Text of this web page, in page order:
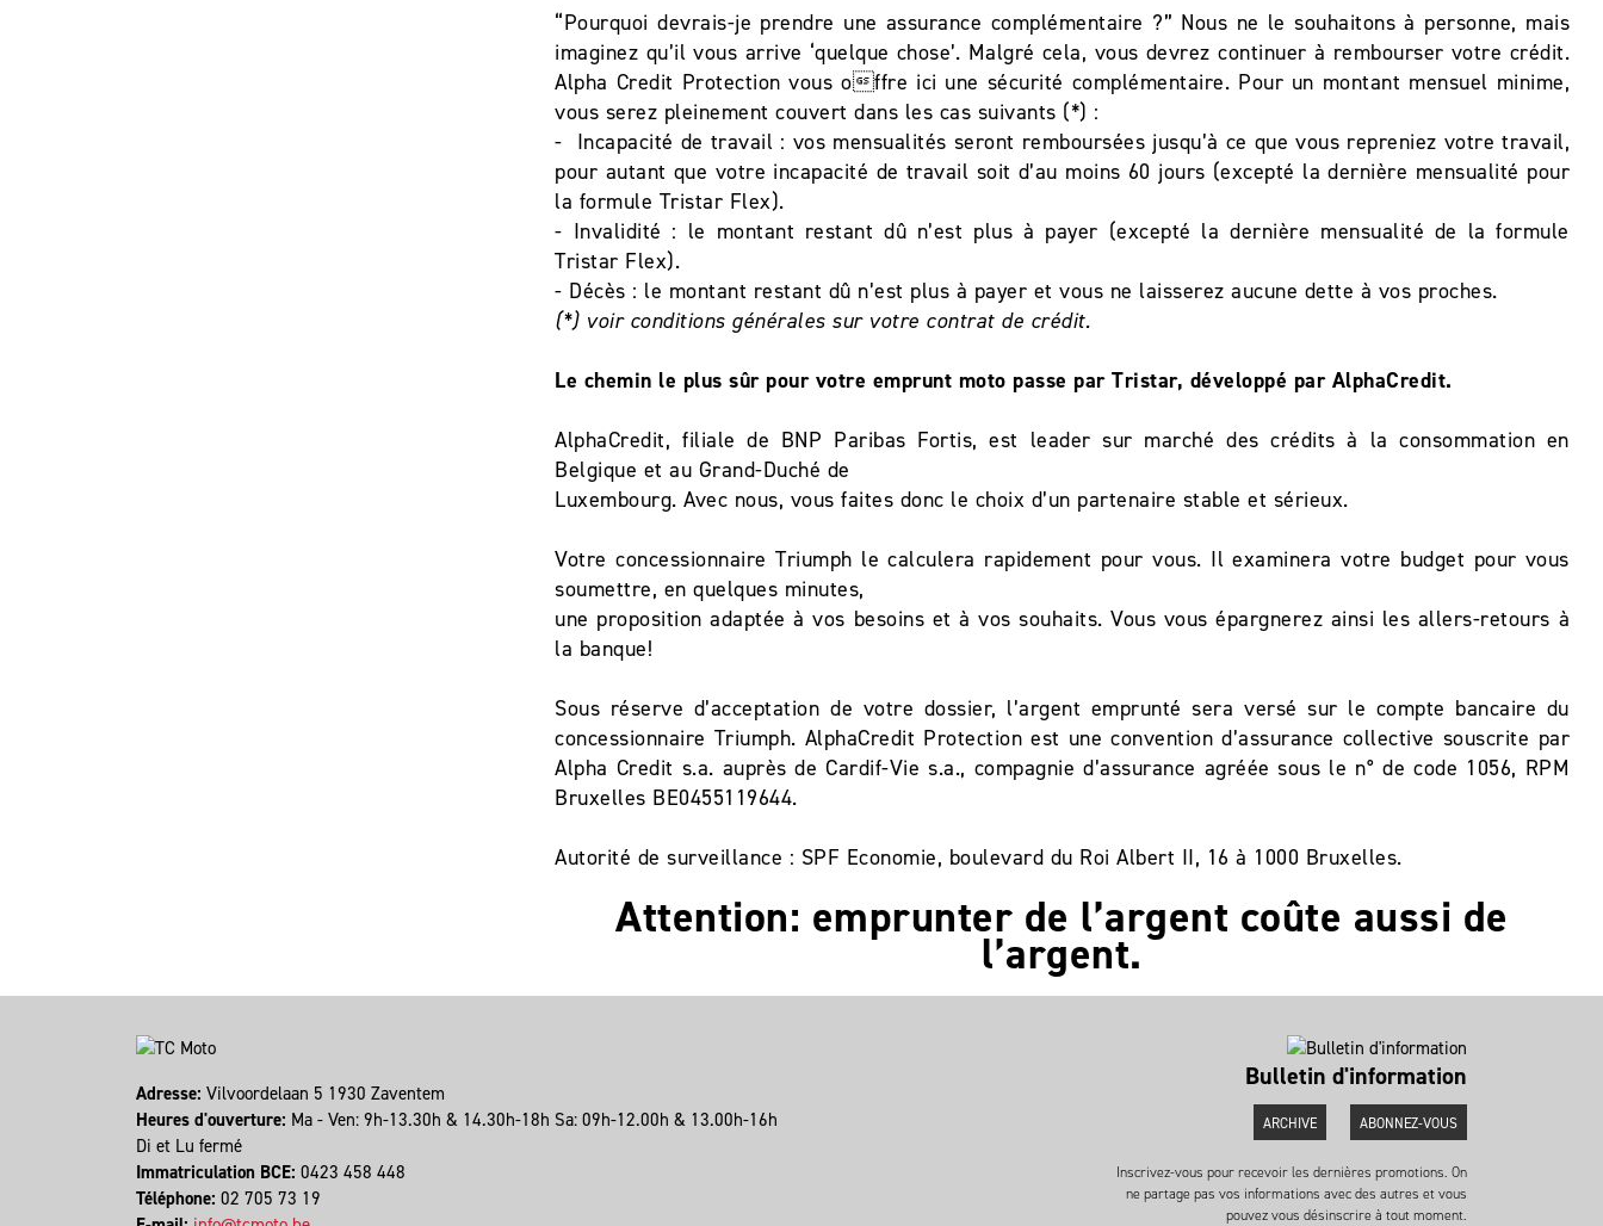
“Pourquoi devrais-je prendre une assurance complémentaire ?” Nous ne le souhaitons à personne, mais
imaginez qu’il vous arrive ‘quelque chose’. Malgré cela, vous devrez continuer à rembourser votre crédit.
Alpha Credit Protection vous offre ici une sécurité complémentaire. Pour un montant mensuel minime,
vous serez pleinement couvert dans les cas suivants (*) :
- Incapacité de travail : vos mensualités seront remboursées jusqu’à ce que vous repreniez votre travail,
pour autant que votre incapacité de travail soit d’au moins 60 jours (excepté la dernière mensualité pour
la formule Tristar Flex).
- Invalidité : le montant restant dû n’est plus à payer (excepté la dernière mensualité de la formule
Tristar Flex).
- Décès : le montant restant dû n’est plus à payer et vous ne laisserez aucune dette à vos proches.
(*) voir conditions générales sur votre contrat de crédit.
Le chemin le plus sûr pour votre emprunt moto passe par Tristar, développé par AlphaCredit.
AlphaCredit, filiale de BNP Paribas Fortis, est leader sur marché des crédits à la consommation en
Belgique et au Grand-Duché de
Luxembourg. Avec nous, vous faites donc le choix d’un partenaire stable et sérieux.
Votre concessionnaire Triumph le calculera rapidement pour vous. Il examinera votre budget pour vous
soumettre, en quelques minutes,
une proposition adaptée à vos besoins et à vos souhaits. Vous vous épargnerez ainsi les allers-retours à
la banque!
Sous réserve d’acceptation de votre dossier, l’argent emprunté sera versé sur le compte bancaire du
concessionnaire Triumph. AlphaCredit Protection est une convention d’assurance collective souscrite par
Alpha Credit s.a. auprès de Cardif-Vie s.a., compagnie d’assurance agréée sous le n° de code 1056, RPM
Bruxelles BE0455119644.
Autorité de surveillance : SPF Economie, boulevard du Roi Albert II, 16 à 1000 Bruxelles.
Attention: emprunter de l’argent coûte aussi de
l’argent.
Adresse: Vilvoordelaan 5 1930 Zaventem
Heures d'ouverture: Ma - Ven: 9h-13.30h & 14.30h-18h Sa: 09h-12.00h & 13.00h-16h
Di et Lu fermé
Immatriculation BCE: 0423 458 448
Téléphone: 02 705 73 19
Bulletin d'information
ARCHIVE ABONNEZ-VOUS
Inscrivez-vous pour recevoir les dernières promotions. On
ne partage pas vos informations avec des autres et vous
pouvez vous désinscrire à tout moment.